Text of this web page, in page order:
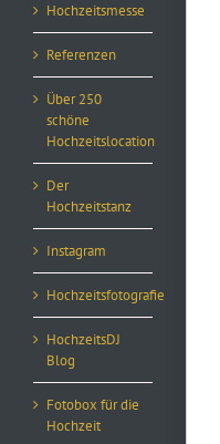
Hochzeitsmesse
Referenzen
Über 250
schöne
Hochzeitslocation
Der
Hochzeitstanz
Instagram
Hochzeitsfotografie
HochzeitsDJ
Blog
Fotobox für die
Hochzeit